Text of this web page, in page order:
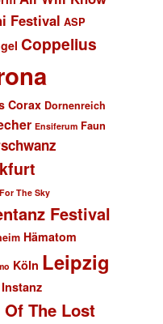
Festival ASP
Coppelius
Corax Dornenreich
Ensiferum Faun
The Sky
Festival
Hämatom
Köln Leipzig
The Lost